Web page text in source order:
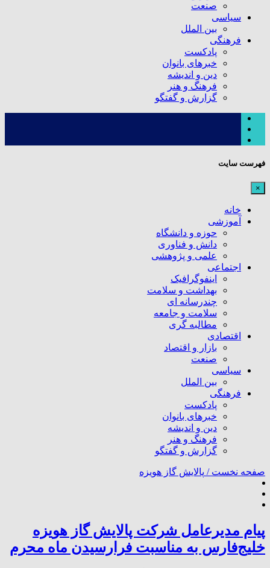
صنعت
سیاسی
بین الملل
فرهنگی
پادکست
خبرهای بانوان
دین و اندیشه
فرهنگ و هنر
گزارش و گفتگو
فهرست سایت
×
خانه
آموزشی
حوزه و دانشگاه
دانش و فناوری
علمی و پژوهشی
اجتماعی
اینفوگرافیک
بهداشت و سلامت
چندرسانه ای
سلامت و جامعه
مطالبه گری
اقتصادی
بازار و اقتصاد
صنعت
سیاسی
بین الملل
فرهنگی
پادکست
خبرهای بانوان
دین و اندیشه
فرهنگ و هنر
گزارش و گفتگو
صفحه نخست / پالایش گاز هویزه
پیام مدیرعامل شرکت پالایش گاز هویزه
خلیج‌فارس به مناسبت فرارسیدن ماه محرم